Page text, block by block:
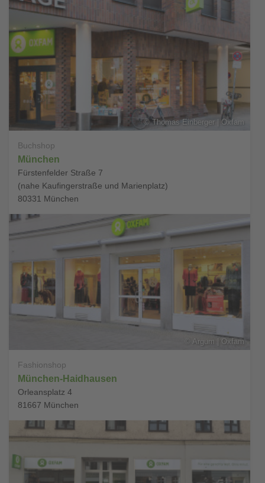
©Thomas Einberger | Oxfam
Buchshop
München
Fürstenfelder Straße 7
(nahe Kaufingerstraße und Marienplatz)
80331 München
© Argum | Oxfam
Fashionshop
München-Haidhausen
Orleansplatz 4
81667 München